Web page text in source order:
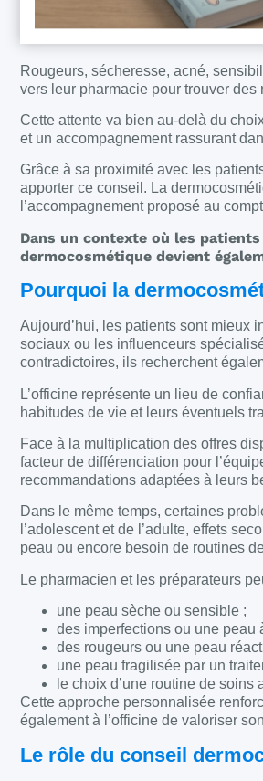
Rougeurs, sécheresse, acné,
vers leur pharmacie pour trouver
Cette attente va bien au-delà du
et un accompagnement rassurant
Grâce à sa proximité avec les
apporter ce conseil. La
l’accompagnement proposé au
Dans un contexte où les
dermocosmétique devient
Pourquoi la
Aujourd’hui, les patients sont mieux
sociaux ou les influenceurs
contradictoires, ils recherchent
L’officine représente un lieu de
habitudes de vie et leurs éventuels
Face à la multiplication des offres
facteur de différenciation pour
recommandations adaptées à leurs
Dans le même temps, certaines
l’adolescent et de l’adulte, effets
peau ou encore besoin de routines
Le pharmacien et les préparateurs
une peau sèche ou sensible ;
des imperfections ou une peau
des rougeurs ou une peau
une peau fragilisée par un
le choix d’une routine de soins
Cette approche personnalisée
également à l’officine de valoriser
Le rôle du conseil